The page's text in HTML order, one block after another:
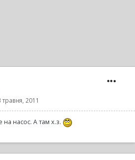
травня, 2011
насос. А там х.з.